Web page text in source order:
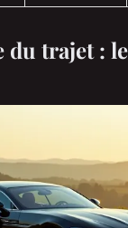
du trajet :